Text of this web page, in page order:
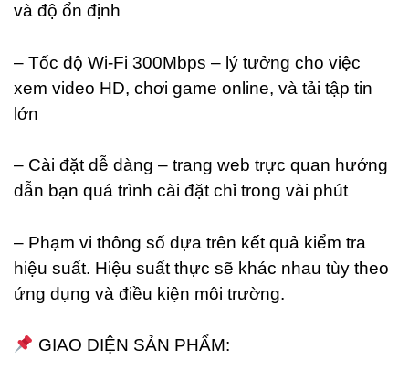
và độ ổn định
– Tốc độ Wi-Fi 300Mbps – lý tưởng cho việc
xem video HD, chơi game online, và tải tập tin
lớn
– Cài đặt dễ dàng – trang web trực quan hướng
dẫn bạn quá trình cài đặt chỉ trong vài phút
– Phạm vi thông số dựa trên kết quả kiểm tra
hiệu suất. Hiệu suất thực sẽ khác nhau tùy theo
ứng dụng và điều kiện môi trường.
GIAO DIỆN SẢN PHẨM: